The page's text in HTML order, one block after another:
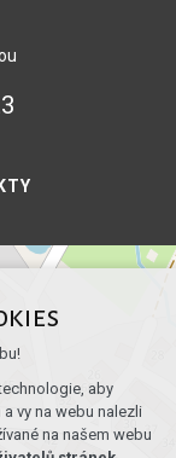
aby
vy na webu nalezli
na našem webu